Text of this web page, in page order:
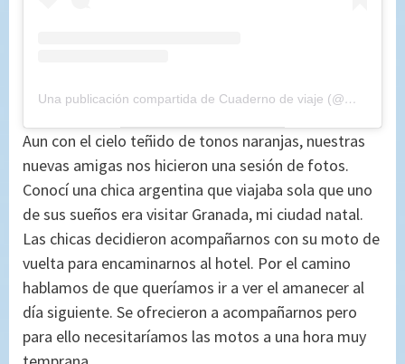
Una publicación compartida de Cuaderno de viaje (@maryajosess)
Aun con el cielo teñido de tonos naranjas, nuestras
nuevas amigas nos hicieron una sesión de fotos.
Conocí una chica argentina que viajaba sola que uno
de sus sueños era visitar Granada, mi ciudad natal.
Las chicas decidieron acompañarnos con su moto de
vuelta para encaminarnos al hotel. Por el camino
hablamos de que queríamos ir a ver el amanecer al
día siguiente. Se ofrecieron a acompañarnos pero
para ello necesitaríamos las motos a una hora muy